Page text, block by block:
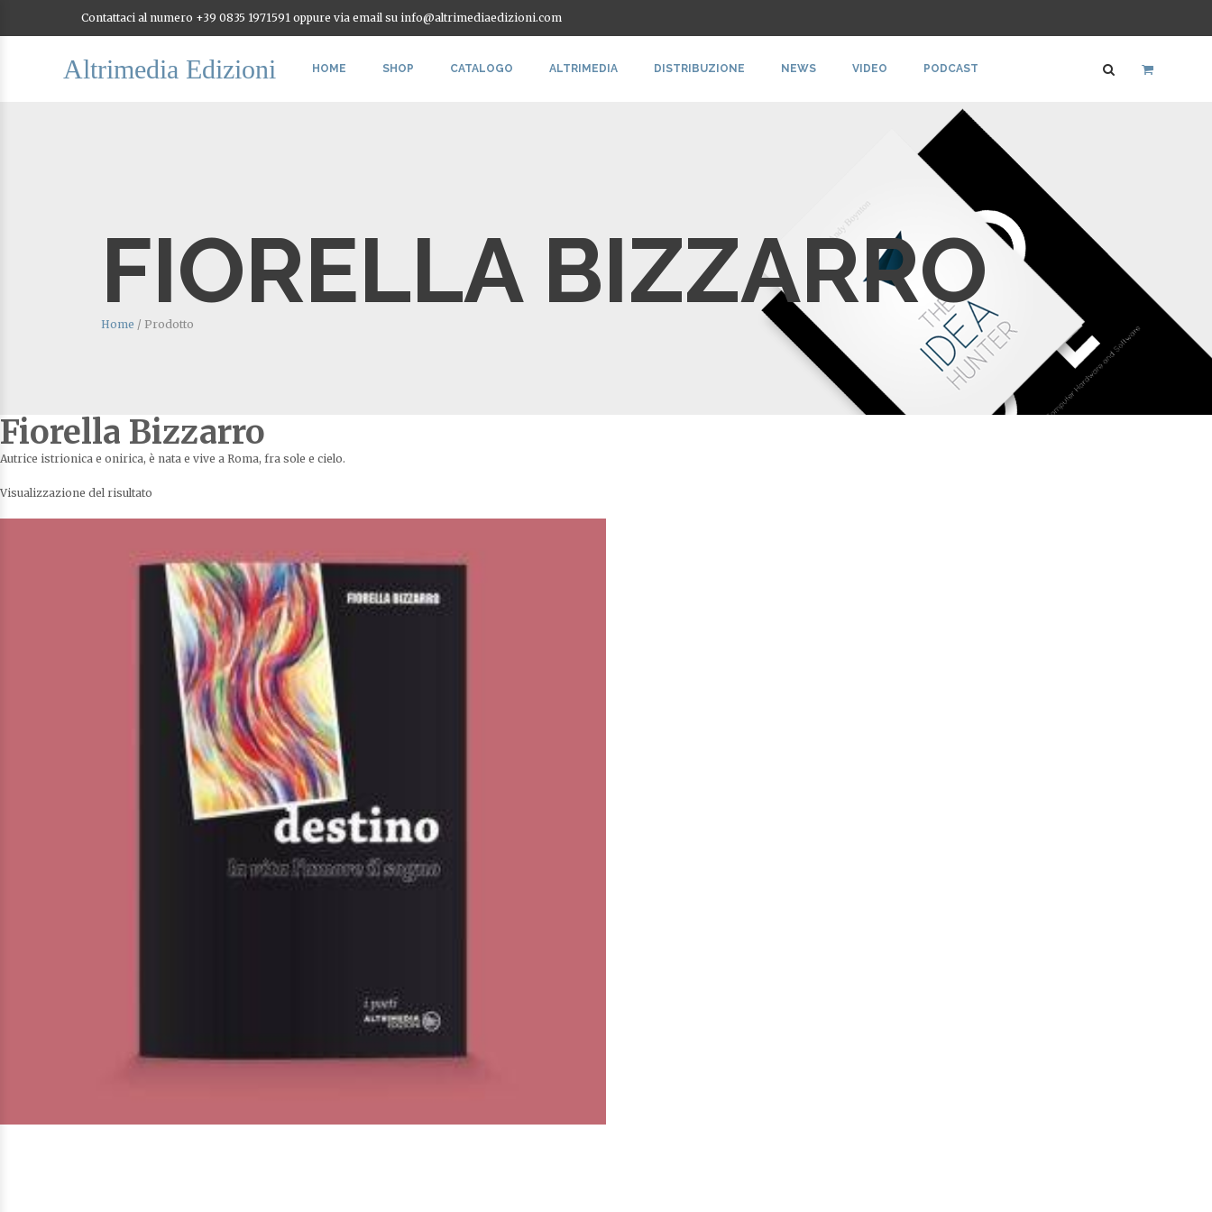
Contattaci al numero +39 0835 1971591 oppure via email su info@altrimediaedizioni.com
Altrimedia Edizioni HOME SHOP CATALOGO ALTRIMEDIA DISTRIBUZIONE NEWS VIDEO PODCAST
FIORELLA BIZZARRO
Home / Prodotto
Fiorella Bizzarro
Autrice istrionica e onirica, è nata e vive a Roma, fra sole e cielo.
Visualizzazione del risultato